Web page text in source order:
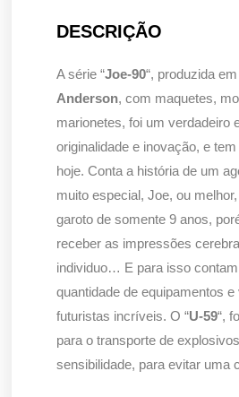
DESCRIÇÃO
A série “Joe-90“, produzida
Anderson, com maquetes,
marionetes, foi um verdadeiro
originalidade e inovação, e
hoje. Conta a história de um
muito especial, Joe, ou
garoto de somente 9 anos,
receber as impressões
individuo… E para isso
quantidade de equipamentos
futuristas incríveis. O “U-59“,
para o transporte de
sensibilidade, para evitar uma